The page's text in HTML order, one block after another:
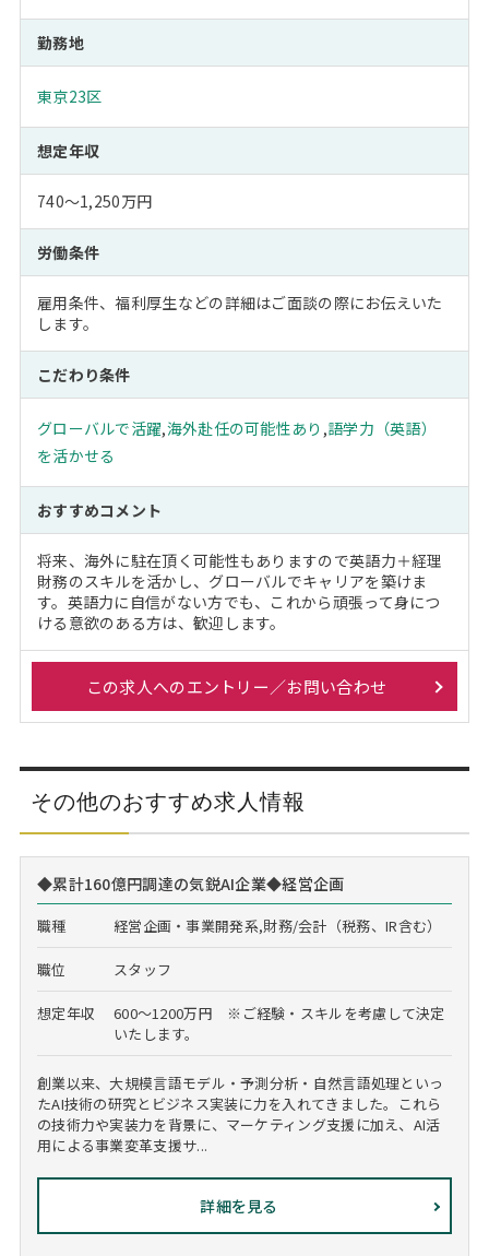
勤務地
東京23区
想定年収
740～1,250万円
労働条件
雇用条件、福利厚生などの詳細はご面談の際にお伝えいた
します。
こだわり条件
グローバルで活躍,海外赴任の可能性あり ,語学力（英語）
を活かせる
おすすめコメント
将来、海外に駐在頂く可能性もありますので英語力＋経理
財務のスキルを活かし、グローバルでキャリアを築けま
す。英語力に自信がない方でも、これから頑張って身につ
ける意欲のある方は、歓迎します。
この求人へのエントリー／お問い合わせ
その他のおすすめ求人情報
◆累計160億円調達の気鋭AI企業◆経営企画
職種 経営企画・事業開発系,財務/会計（税務、IR含む）
職位 スタッフ
想定年収
600～1200万円 ※ご経験・スキルを考慮して決定
いたします。
創業以来、大規模言語モデル・予測分析・自然言語処理といっ
たAI技術の研究とビジネス実装に力を入れてきました。これら
の技術力や実装力を背景に、マーケティング支援に加え、AI活
用による事業変革支援サ...
詳細を見る